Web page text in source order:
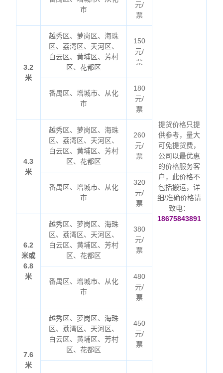
提货价格只提
供参考，量大
可免提货费，
公司以最优惠
的价格服务客
户，此价格不
包括搬运，详
细/准确价格请
致电：
18675843891
市
元/
票
3.2
米
越秀区、萝岗区、海珠
区、荔湾区、天河区、
白云区、黄埔区、芳村
区、花都区
150
元/
票
番禺区、增城市、从化
市
180
元/
票
4.3
米
越秀区、萝岗区、海珠
区、荔湾区、天河区、
白云区、黄埔区、芳村
区、花都区
260
元/
票
番禺区、增城市、从化
市
320
元/
票
6.2
米或
6.8
米
越秀区、萝岗区、海珠
区、荔湾区、天河区、
白云区、黄埔区、芳村
区、花都区
380
元/
票
番禺区、增城市、从化
市
480
元/
票
7.6
米
越秀区、萝岗区、海珠
区、荔湾区、天河区、
白云区、黄埔区、芳村
区、花都区
450
元/
票